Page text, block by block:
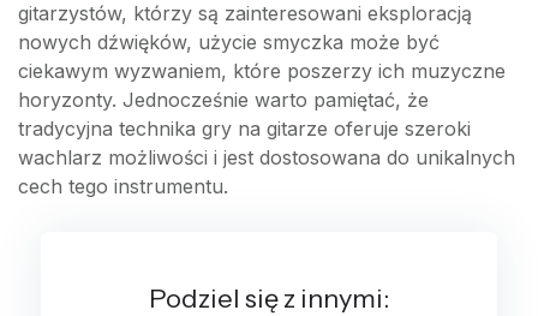
gitarzystów, którzy są zainteresowani eksploracją
nowych dźwięków, użycie smyczka może być
ciekawym wyzwaniem, które poszerzy ich muzyczne
horyzonty. Jednocześnie warto pamiętać, że
tradycyjna technika gry na gitarze oferuje szeroki
wachlarz możliwości i jest dostosowana do unikalnych
cech tego instrumentu.
Podziel się z innymi: